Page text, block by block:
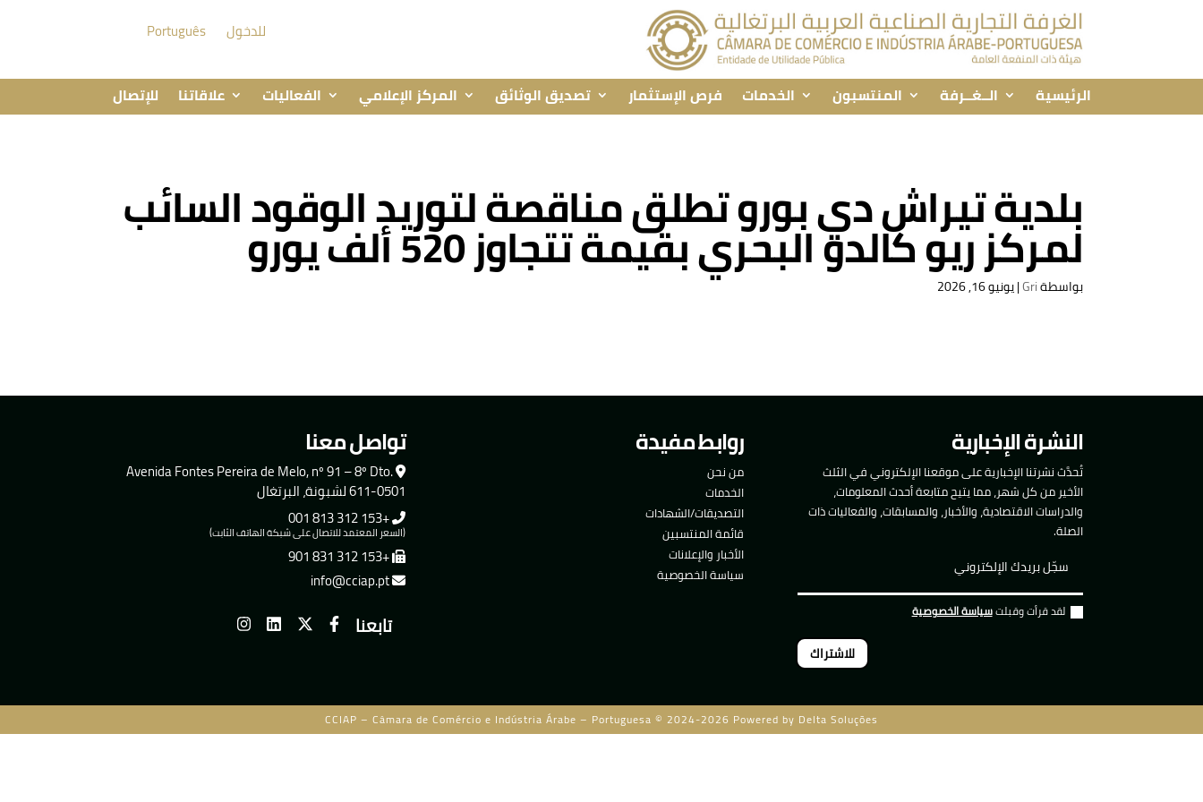
للدخول Português
الرئيسية الــغــرفة المنتسبون الخدمات فرص الإستثمار تصديق الوثائق المركز الإعلامي الفعاليات علاقاتنا للإتصال
بلدية تيراش دي بورو تطلق مناقصة لتوريد الوقود السائب
لمركز ريو كالدو البحري بقيمة تتجاوز 520 ألف يورو
بواسطةGri
|يونيو 16, 2026
تواصل معنا
Avenida Fontes Pereira de Melo, nº 91 – 8º Dto.
611-0501 لشبونة، البرتغال
+153 312 813 001
(السعر المعتمد للاتصال على شبكة الهاتف الثابت)
+153 312 831 901
info@cciap.pt
تابعنا
روابط مفيدة
من نحن
الخدمات
التصديقات/الشهادات
قائمة المنتسبين
الأخبار والإعلانات
سياسة الخصوصية
النشرة الإخبارية
تُحدَّث نشرتنا الإخبارية على موقعنا الإلكتروني في الثلث
الأخير من كل شهر، مما يتيح متابعة أحدث المعلومات،
والدراسات الاقتصادية، والأخبار، والمسابقات، والفعاليات ذات
الصلة.
لقد قرأت وقبلتسياسة الخصوصية
للاشتراك
CCIAP – Câmara de Comércio e Indústria Árabe – Portuguesa © 2024-2026 Powered by Delta Soluções